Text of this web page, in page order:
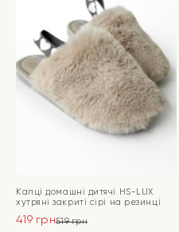
Капці домашні дитячі HS-LUX
хутряні закриті сірі на резинці
519грн
419 грн